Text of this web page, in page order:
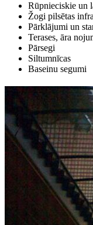
Rūpnieciskie un
Žogi pilsētas
Pārklājumi un
Terases, āra
Pārsegi
Siltumnīcas
Baseinu segumi